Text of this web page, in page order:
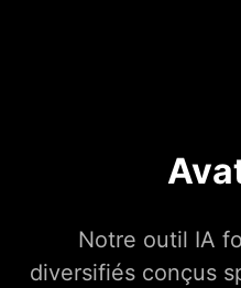
Notre outil IA
diversifiés conçus